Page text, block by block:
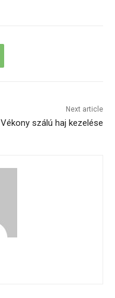
Next article
Vékony szálú haj kezelése